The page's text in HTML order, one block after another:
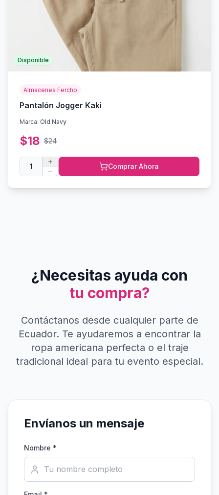
Disponible
Almacenes Fercho
Pantalón Jogger Kaki
Marca: Old Navy
$18 $24
1 Comprar Ahora
¿Necesitas ayuda con
tu compra?
Contáctanos desde cualquier parte de
Ecuador. Te ayudaremos a encontrar la
ropa americana perfecta o el traje
tradicional ideal para tu evento especial.
Envíanos un mensaje
Nombre *